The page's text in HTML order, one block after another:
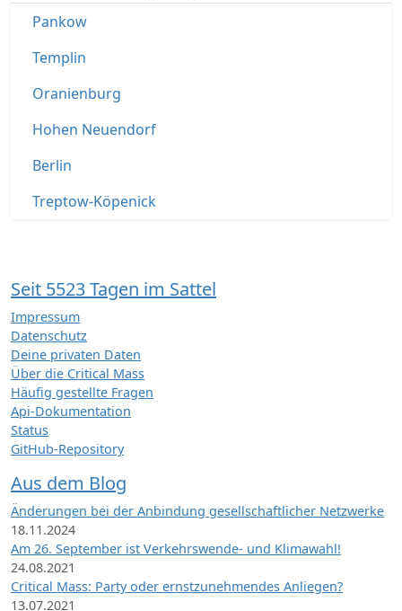
Pankow
Templin
Oranienburg
Hohen Neuendorf
Berlin
Treptow-Köpenick
Seit 5523 Tagen im Sattel
Impressum
Datenschutz
Deine privaten Daten
Über die Critical Mass
Häufig gestellte Fragen
Api-Dokumentation
Status
GitHub-Repository
Aus dem Blog
Änderungen bei der Anbindung gesellschaftlicher Netzwerke
18.11.2024
Am 26. September ist Verkehrswende- und Klimawahl!
24.08.2021
Critical Mass: Party oder ernstzunehmendes Anliegen?
13.07.2021